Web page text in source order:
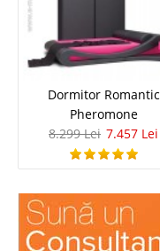
Dormitor Romantic
Pheromone
8.299 Lei 7.457 Lei